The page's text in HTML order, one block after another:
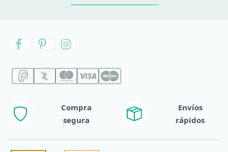
Compra
segura
Envíos
rápidos